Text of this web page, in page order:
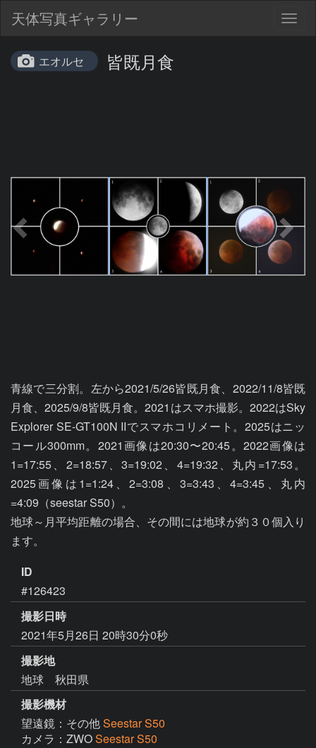
天体写真ギャラリー
エオルセ 皆既月食
青線で三分割。左から2021/5/26皆既月食、2022/11/8皆既
月食、2025/9/8皆既月食。2021はスマホ撮影。2022はSky
Explorer SE-GT100N IIでスマホコリメート。2025はニッ
コール300mm。2021画像は20:30〜20:45。2022画像は
1=17:55、2=18:57、3=19:02、4=19:32、丸内=17:53。
2025画像は1=1:24、2=3:08、3=3:43、4=3:45、丸内
=4:09（seestar S50）。
地球～月平均距離の場合、その間には地球が約３０個入り
ます。
ID
#126423
撮影日時
2021年5月26日 20時30分0秒
撮影地
地球 秋田県
撮影機材
望遠鏡：その他Seestar S50
カメラ：ZWOSeestar S50